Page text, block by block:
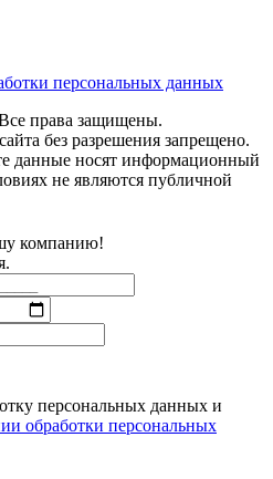
персональных данных
права защищены.
без разрешения запрещено.
данные носят информационный
не являются публичной
компанию!
персональных данных и
обработки персональных